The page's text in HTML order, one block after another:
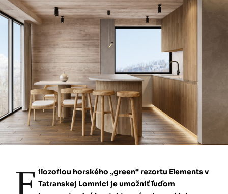
F ilozofiou horského „green“ rezortu Elements v
Tatranskej Lomnici je umožniť ľuďom